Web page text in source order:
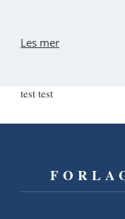
Les mer
test test